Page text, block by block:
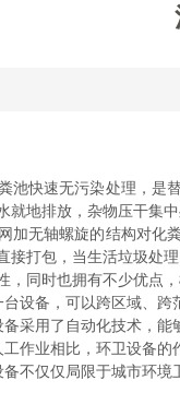
池快速无污染处理，是
就地排放，杂物压干集
加无轴螺旋的结构对化
打包，当生活垃圾处
，同时也拥有不少优点
备，可以跨区域、跨
用了自动化技术，能
业相比，环卫设备的
仅仅局限于城市环境